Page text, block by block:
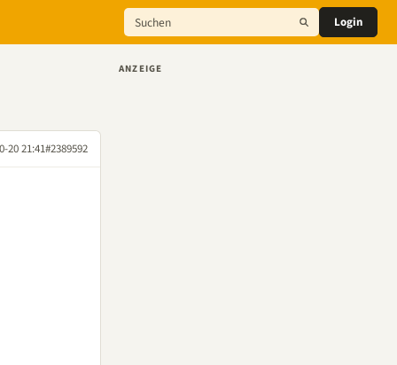
Login
20 21:41#2389592
ANZEIGE